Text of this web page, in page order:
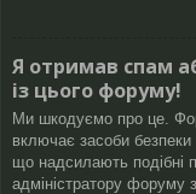
Я отримав спам
із цього форуму!
Ми шкодуємо про це.
включає засоби безпеки
що надсилають подібні
адміністратору форуму